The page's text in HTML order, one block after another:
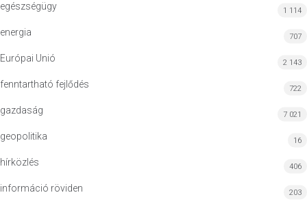
egészségügy 1 114
energia 707
Európai Unió 2 143
fenntartható fejlődés 722
gazdaság 7 021
geopolitika 16
hírközlés 406
információ röviden 203